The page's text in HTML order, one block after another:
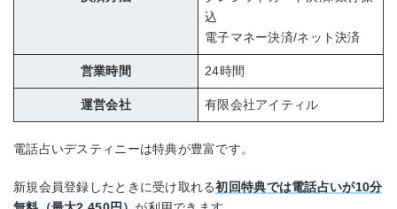
込
電子マネー決済/ネット決済
営業時間 24時間
運営会社 有限会社アイティル
電話占いデスティニーは特典が豊富です。
新規会員登録したときに受け取れる初回特典では電話占いが10分